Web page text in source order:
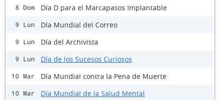
8 Dom Día D para el Marcapasos Implantable
9 Lun Día Mundial del Correo
9 Lun Día del Archivista
9 Lun Día de los Sucesos Curiosos
10 Mar Día Mundial contra la Pena de Muerte
10 Mar Día Mundial de la Salud Mental